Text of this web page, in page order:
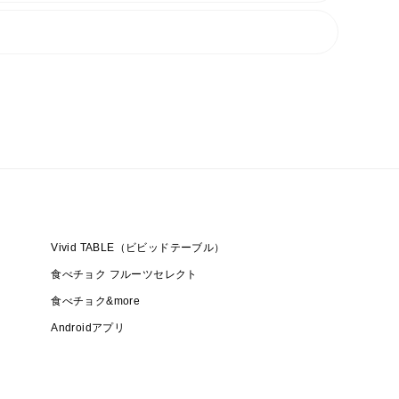
Vivid TABLE（ビビッドテーブル）
食べチョク フルーツセレクト
食べチョク&more
Androidアプリ